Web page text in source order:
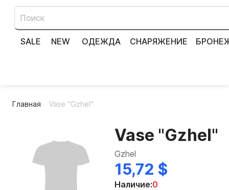
SALE NEW ОДЕЖДА СНАРЯЖЕНИЕ
Главная Vase "Gzhel"
Vase "Gzhel"
Gzhel
15,72 $
Наличие:0